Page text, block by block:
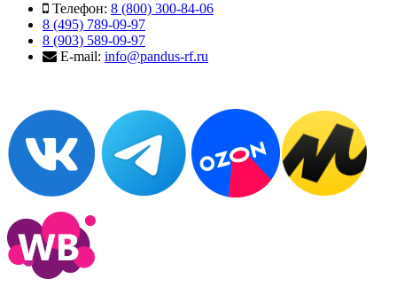
Телефон: 8 (800) 300-84-06
8 (495) 789-09-97
8 (903) 589-09-97
E-mail: info@pandus-rf.ru